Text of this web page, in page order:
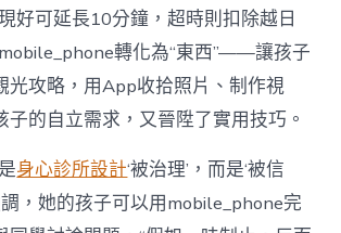
好可延長10分鐘，超時則扣除越日
轉化為“東西”——讓孩子
光攻略，用App收拾照片、制作視
子的自立需求，又晉陞了實用技巧。
身心診所設計‘被治理’，而是‘被信
調，她的孩子可以用mobile_phone完